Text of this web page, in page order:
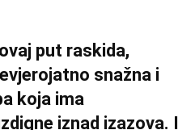
put raskida,
snažna i
koja ima
iznad izazova. I